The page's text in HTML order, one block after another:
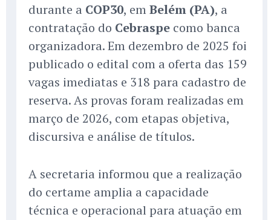
durante a COP30, emBelém (PA), a
contratação do Cebraspe como banca
organizadora. Em dezembro de 2025 foi
publicado o edital com a oferta das 159
vagas imediatas e 318 para cadastro de
reserva. As provas foram realizadas em
março de 2026, com etapas objetiva,
discursiva e análise de títulos.
A secretaria informou que a realização
do certame amplia a capacidade
técnica e operacional para atuação em